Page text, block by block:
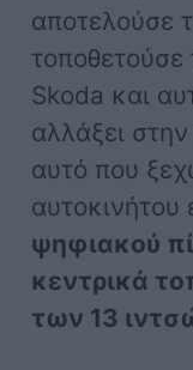
αποτελούσε
Skoda και
αλλάξει
αυτό που
αυτοκινήτου
ψηφιακού
κεντρικά
των 13